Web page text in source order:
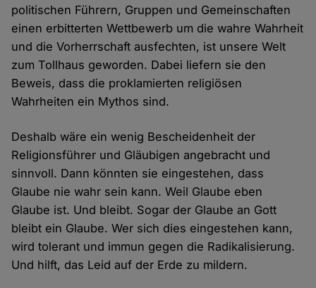
politischen Führern, Gruppen und Gemeinschaften
einen erbitterten Wettbewerb um die wahre Wahrheit
und die Vorherrschaft ausfechten, ist unsere Welt
zum Tollhaus geworden. Dabei liefern sie den
Beweis, dass die proklamierten religiösen
Wahrheiten ein Mythos sind.
Deshalb wäre ein wenig Bescheidenheit der
Religionsführer und Gläubigen angebracht und
sinnvoll. Dann könnten sie eingestehen, dass
Glaube nie wahr sein kann. Weil Glaube eben
Glaube ist. Und bleibt. Sogar der Glaube an Gott
bleibt ein Glaube. Wer sich dies eingestehen kann,
wird tolerant und immun gegen die Radikalisierung.
Und hilft, das Leid auf der Erde zu mildern.